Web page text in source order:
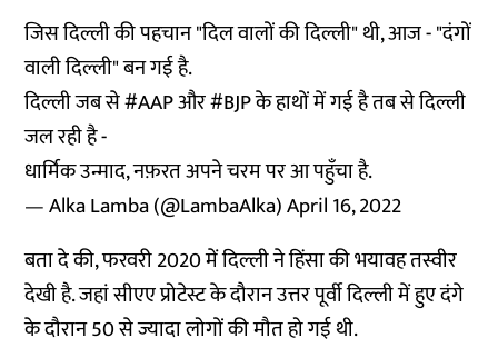
जिस दिल्ली की पहचान "दिल वालों की दिल्ली" थी, आज - "दंगों
वाली दिल्ली" बन गई है.
दिल्ली जब से#AAPऔर#BJPके हाथों में गई है तब से दिल्ली
जल रही है -
धार्मिक उन्माद, नफ़रत अपने चरम पर आ पहुँचा है.
— Alka Lamba (@LambaAlka)April 16, 2022
बता दे की, फरवरी 2020 में दिल्ली ने हिंसा की भयावह तस्वीर
देखी है. जहां सीएए प्रोटेस्ट के दौरान उत्तर पूर्वी दिल्ली में हुए दंगे
के दौरान 50 से ज्यादा लोगों की मौत हो गई थी.